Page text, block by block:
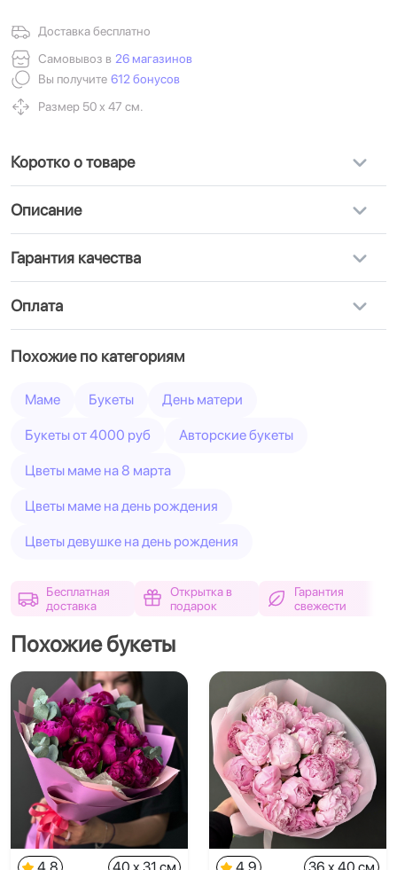
Доставка бесплатно
Самовывоз в 26 магазинов
Вы получите 612 бонусов
Размер 50 х 47 см.
Коротко о товаре
Описание
Гарантия качества
Оплата
Похожие по категориям
Маме Букеты День матери
Букеты от 4000 руб Авторские букеты
Цветы маме на 8 марта
Цветы маме на день рождения
Цветы девушке на день рождения
Бесплатная
доставка
Открытка в
подарок
Гарантия
свежести
Похожие букеты